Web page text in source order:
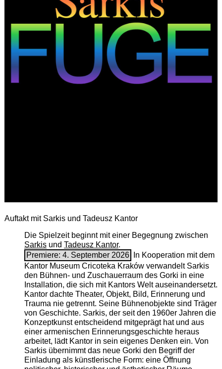
Auftakt mit Sarkis und Tadeusz Kantor
Die Spielzeit beginnt mit einer Begegnung zwischen
Sarkisund Tadeusz Kantor.
Premiere: 4. September 2026
In Kooperation mit dem
Kantor Museum Cricoteka Kraków verwandelt Sarkis
den Bühnen- und Zuschauerraum des Gorki in eine
Installation, die sich mit Kantors Welt auseinandersetzt.
Kantor dachte Theater, Objekt, Bild, Erinnerung und
Trauma nie getrennt. Seine Bühnenobjekte sind Träger
von Geschichte. Sarkis, der seit den 1960er Jahren die
Konzeptkunst entscheidend mitgeprägt hat und aus
einer armenischen ­Erinnerungsgeschichte heraus
arbeitet, lädt Kantor in sein eigenes Denken ein. Von
Sarkis übernimmt das neue Gorki den Begriff der
Einladung als künstlerische Form: eine Öffnung